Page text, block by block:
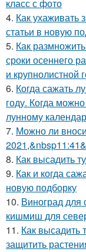
класс с фото
4. Как ухаживать
статьи в новую
5. Как
сроки осеннего
и крупнолистной
6. Когда сажать
году. Когда
лунному
7. Можно ли
8. Как высадить
9. Как и когда
новую подборку
10. Виноград для
кишмиш для
11. Как высадить
защитить